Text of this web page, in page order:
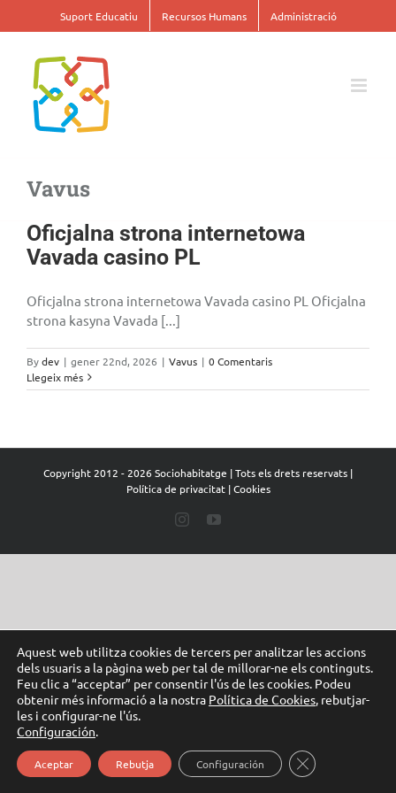
to
Suport Educatiu Recursos Humans Administració
Vavus
Oficjalna strona internetowa
Vavada casino PL
Oficjalna strona internetowa Vavada casino PL Oficjalna
strona kasyna Vavada [...]
Bydev | gener 22nd, 2026 | Vavus | 0 Comentaris
Llegeix més
Copyright 2012 - 2026 Sociohabitatge | Tots els drets reservats |
Política de privacitat|Cookies
InstagramYouTube
Aquest web utilitza cookies de tercers per analitzar les accions
dels usuaris a la pàgina web per tal de millorar-ne els continguts.
Feu clic a “acceptar” per consentir l'ús de les cookies. Podeu
obtenir més informació a la nostra Política de Cookies, rebutjar-
les i configurar-ne l'ús.
Configuración.
Aceptar Rebutja Configuración Tanca el bàner